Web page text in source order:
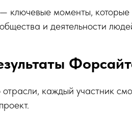
ключевые моменты, которые
и деятельности
каждый участник